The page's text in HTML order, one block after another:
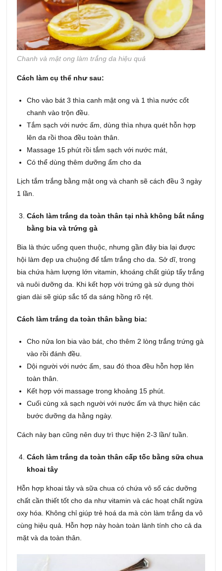
Chanh và mật ong làm trắng da hiệu quả
Cách làm cụ thể như sau:
Cho vào bát 3 thìa canh mật ong và 1 thìa nước cốt
chanh vào trộn đều.
Tắm sạch với nước ấm, dùng thìa nhựa quét hỗn hợp
lên da rồi thoa đều toàn thân.
Massage 15 phút rồi tắm sạch với nước mát,
Có thể dùng thêm dưỡng ẩm cho da
Lịch tắm trắng bằng mật ong và chanh sẽ cách đều 3 ngày
1 lần.
Cách làm trắng da toàn thân tại nhà không bắt nắng
bằng bia và trứng gà
Bia là thức uống quen thuộc, nhưng gần đây bia lại được
hội làm đẹp ưa chuộng để tắm trắng cho da. Sở dĩ, trong
bia chứa hàm lượng lớn vitamin, khoáng chất giúp tẩy trắng
và nuôi dưỡng da. Khi kết hợp với trứng gà sử dụng thời
gian dài sẽ giúp sắc tố da sáng hồng rõ rệt.
Cách làm trắng da toàn thân bằng bia:
Cho nửa lon bia vào bát, cho thêm 2 lòng trắng trứng gà
vào rồi đánh đều.
Dội người với nước ấm, sau đó thoa đều hỗn hợp lên
toàn thân.
Kết hợp với massage trong khoảng 15 phút.
Cuối cùng xả sạch người với nước ấm và thực hiện các
bước dưỡng da hằng ngày.
Cách này bạn cũng nên duy trì thực hiện 2-3 lần/ tuần.
Cách làm trắng da toàn thân cấp tốc bằng sữa chua
khoai tây
Hỗn hợp khoai tây và sữa chua có chứa vô số các dưỡng
chất cần thiết tốt cho da như vitamin và các hoạt chất ngừa
oxy hóa. Không chỉ giúp trẻ hoá da mà còn làm trắng da vô
cùng hiệu quả. Hỗn hợp này hoàn toàn lành tính cho cả da
mặt và da toàn thân.